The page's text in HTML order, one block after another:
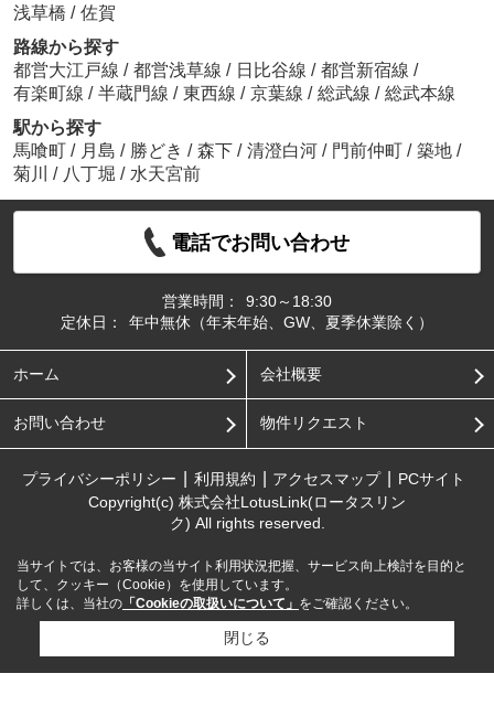
浅草橋 / 佐賀
路線から探す
都営大江戸線 / 都営浅草線 / 日比谷線 / 都営新宿線 /
有楽町線 / 半蔵門線 / 東西線 / 京葉線 / 総武線 / 総武本線
駅から探す
馬喰町 / 月島 / 勝どき / 森下 / 清澄白河 / 門前仲町 / 築地 /
菊川
/ 八丁堀 / 水天宮前
電話でお問い合わせ
営業時間：
9:30～18:30
定休日：
年中無休（年末年始、GW、夏季休業除く）
ホーム 会社概要
お問い合わせ 物件リクエスト
プライバシーポリシー 利用規約 アクセスマップ
PCサイト
Copyright(c) 株式会社LotusLink(ロータスリン
ク) All rights reserved.
当サイトでは、お客様の当サイト利用状況把握、サービス向上検討を目的と
して、クッキー（Cookie）を使用しています。
詳しくは、当社の 「Cookieの取扱いについて」 をご確認ください。
閉じる